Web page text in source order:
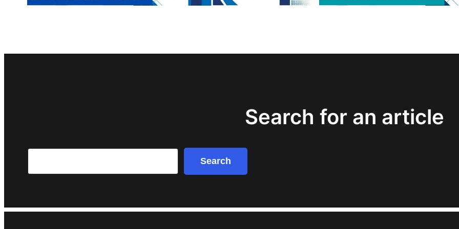
Search for an article
Search